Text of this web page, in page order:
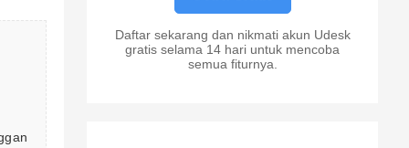
Daftar sekarang dan nikmati akun Udesk
gratis selama 14 hari untuk mencoba
semua fiturnya.